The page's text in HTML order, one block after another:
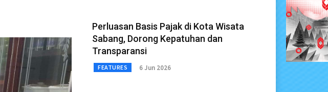
Perluasan Basis Pajak di Kota Wisata
Sabang, Dorong Kepatuhan dan
Transparansi
FEATURES 6 Jun 2026